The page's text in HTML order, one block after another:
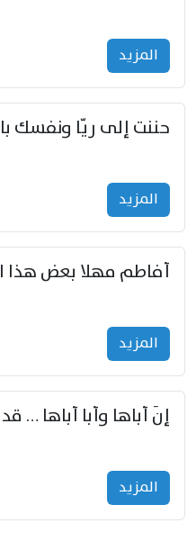
المزید
المزید
المزید
إنّ أباها وأبا أباها …
المزید